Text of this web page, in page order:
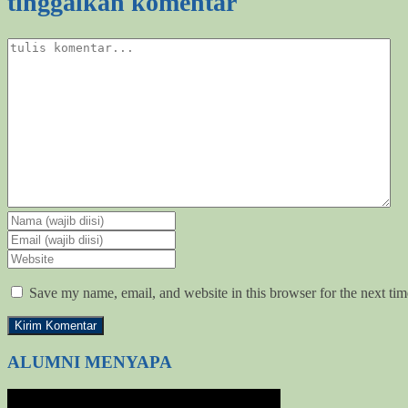
Save my name, email, and website in this browser for the next
ALUMNI MENYAPA